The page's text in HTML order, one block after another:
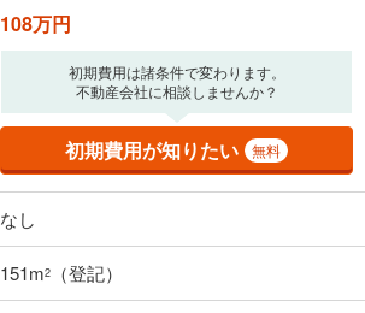
108万円
初期費用は諸条件で変わります。
不動産会社に相談しませんか？
初期費用が知りたい 無料
なし
151m2 （登記）